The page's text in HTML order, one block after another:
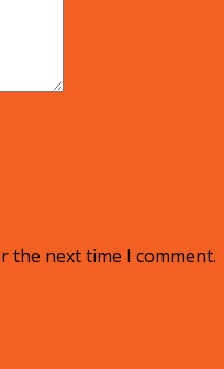
the next time I comment.